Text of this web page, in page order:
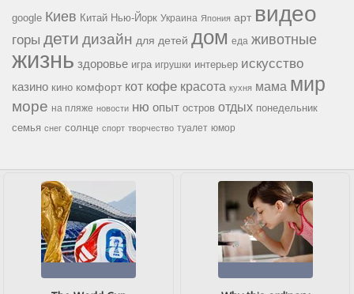
google Киев Китай Нью-Йорк Украина Япония арт видео
горы дети дизайн для детей дом еда животные
жизнь здоровье игра игрушки интерьер искусство
казино кино комфорт кот кофе красота кухня мама мир
море на пляже новости ню опыт остров отдых понедельник
семья снег солнце спорт творчество туалет юмор